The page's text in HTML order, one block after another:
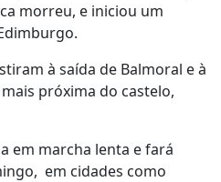
morreu, e iniciou um
à saída de Balmoral e à
próxima do castelo,
em marcha lenta e fará
em cidades como